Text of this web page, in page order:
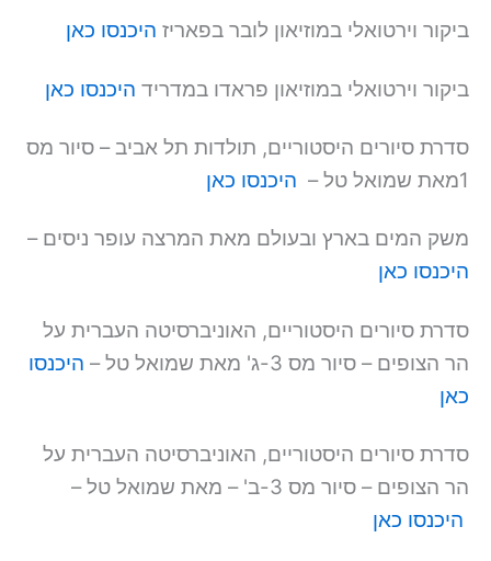
ביקור וירטואלי במוזיאון לובר בפאריז היכנסו כאן
ביקור וירטואלי במוזיאון פראדו במדריד היכנסו כאן
סדרת סיורים היסטוריים, תולדות תל אביב – סיור מס
1מאת שמואל טל –
היכנסו כאן
משק המים בארץ ובעולם מאת המרצה עופר ניסים –
היכנסו כאן
סדרת סיורים היסטוריים, האוניברסיטה העברית על
הר הצופים – סיור מס 3-ג' מאת שמואל טל –
היכנסו
כאן
סדרת סיורים היסטוריים, האוניברסיטה העברית על
הר הצופים – סיור מס 3-ב' – מאת שמואל טל –
היכנסו כאן